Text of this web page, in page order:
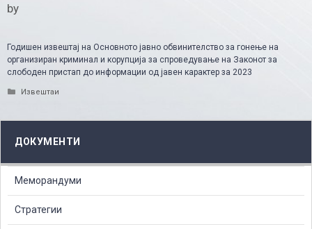
by
Годишен извештај на Основното јавно обвинителство за гонење на
организиран криминал и корупција за спроведување на Законот за
слободен пристап до информации од јавен карактер за 2023
Categories
Извештаи
ДОКУМЕНТИ
Меморандуми
Стратегии